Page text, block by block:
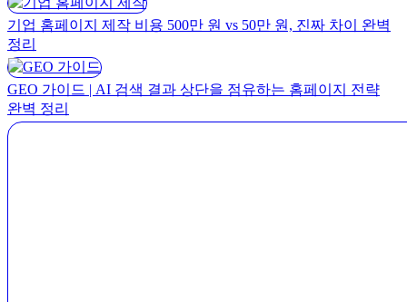
기업 홈페이지 제작 비용 500만 원 vs 50만 원, 진짜 차이 완벽
정리
GEO 가이드 | AI 검색 결과 상단을 점유하는 홈페이지 전략
완벽 정리